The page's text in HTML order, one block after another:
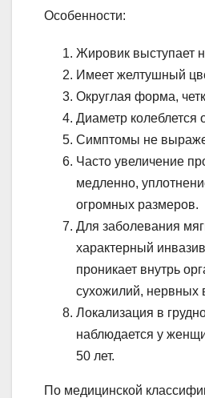
Особенности:
Жировик выступает
Имеет желтушный
Округлая форма,
Диаметр колеблется
Симптомы не
Часто увеличение
медленно,
огромных размеров.
Для заболевания
характерный
проникает внутрь
сухожилий, нервных
Локализация в
наблюдается у
50 лет.
По медицинской